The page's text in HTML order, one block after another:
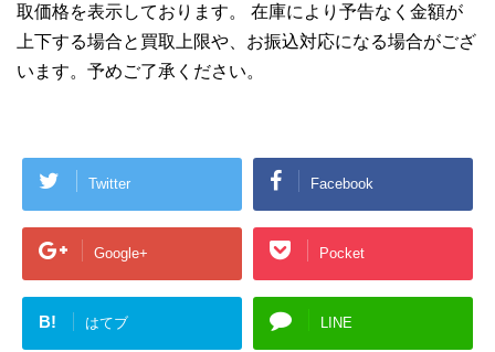
取価格を表示しております。 在庫により予告なく金額が
上下する場合と買取上限や、お振込対応になる場合がござ
います。予めご了承ください。
Twitter Facebook
Google+ Pocket
B! はてブ LINE